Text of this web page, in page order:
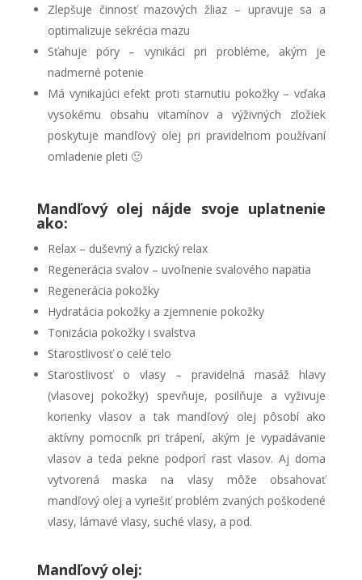
Zlepšuje činnosť mazových žliaz – upravuje sa a
optimalizuje sekrécia mazu
Sťahuje póry – vynikáci pri probléme, akým je
nadmerné potenie
Má vynikajúci efekt proti starnutiu pokožky – vďaka
vysokému obsahu vitamínov a výživných zložiek
poskytuje mandľový olej pri pravidelnom používaní
omladenie pleti 🙂
Mandľový olej nájde svoje uplatnenie
ako:
Relax – duševný a fyzický relax
Regenerácia svalov – uvoľnenie svalového napätia
Regenerácia pokožky
Hydratácia pokožky a zjemnenie pokožky
Tonizácia pokožky i svalstva
Starostlivosť o celé telo
Starostlivosť o vlasy – pravidelná masáž hlavy
(vlasovej pokožky) spevňuje, posilňuje a vyživuje
korienky vlasov a tak mandľový olej pôsobí ako
aktívny pomocník pri trápení, akým je vypadávanie
vlasov a teda pekne podporí rast vlasov. Aj doma
vytvorená maska na vlasy môže obsahovať
mandľový olej a vyriešiť problém zvaných poškodené
vlasy, lámavé vlasy, suché vlasy, a pod.
Mandľový olej: